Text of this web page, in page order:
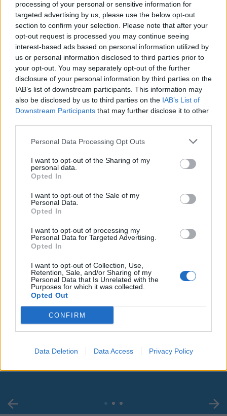
processing of your personal or sensitive information for
targeted advertising by us, please use the below opt-out
section to confirm your selection. Please note that after your
opt-out request is processed you may continue seeing
interest-based ads based on personal information utilized by
us or personal information disclosed to third parties prior to
your opt-out. You may separately opt-out of the further
disclosure of your personal information by third parties on the
IAB’s list of downstream participants. This information may
also be disclosed by us to third parties on the IAB’s List of
Downstream Participants that may further disclose it to other
Personal Data Processing Opt Outs
I want to opt-out of the Sharing of my
personal data.
Opted In
I want to opt-out of the Sale of my
Personal Data.
Opted In
I want to opt-out of processing my
Personal Data for Targeted Advertising.
Opted In
I want to opt-out of Collection, Use,
Retention, Sale, and/or Sharing of my
Personal Data that Is Unrelated with the
Purposes for which it was collected.
Opted Out
CONFIRM
Data Deletion Data Access Privacy Policy
Leonardo Maria Del Vecchio dall'ex compagna